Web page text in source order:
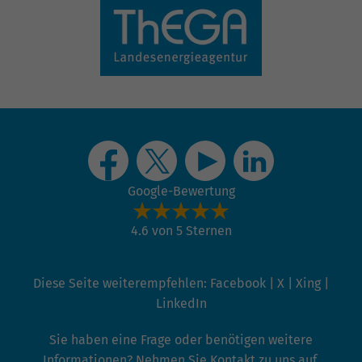
Ich akzeptieren die Datenschutzbestimmungen.
Themen